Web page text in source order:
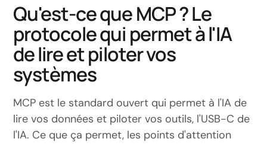
Marketing en ligne
Performance
GEO
CRO
Qu'est-ce que MCP ? Le
protocole qui permet à l'IA
de lire et piloter vos
systèmes
MCP est le standard ouvert qui permet à l'IA de
lire vos données et piloter vos outils, l'USB-C de
l'IA. Ce que ça permet, les points d'attention